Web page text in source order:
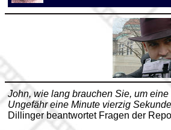
John, wie lang brauchen Sie, um
Ungefähr eine Minute vierzig
Dillinger beantwortet Fragen der